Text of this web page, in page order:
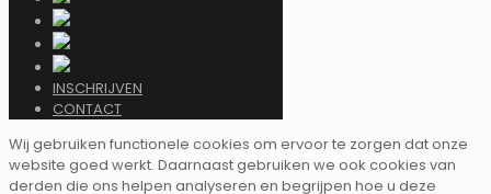
INSCHRIJVEN
CONTACT
Wij gebruiken functionele cookies om ervoor te zorgen dat onze
website goed werkt. Daarnaast gebruiken we ook cookies van
derden die ons helpen analyseren en begrijpen hoe u deze